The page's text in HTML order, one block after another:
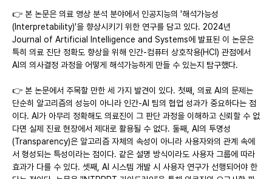
👉 본 논문은 의료 영상 분석 분야에서 인공지능의 '해석가능성
(Interpretability)'을 향상시키기 위한 연구를 담고 있다. 2024년
Journal of Artificial Intelligence and Systems에 발표된 이 논문은
특히 의료 진단 정확도 향상을 위해 인간-컴퓨터 상호작용(HCI) 관점에서
AI의 의사결정 과정을 어떻게 해석가능하게 만들 수 있는지 탐구했다.
👉 본 논문에서 주목할 만한 세 가지 발견이 있다. 첫째, 의료 AI의 문제는
단순히 알고리즘의 성능이 아니라 인간-AI 팀의 협업 성과가 중요하다는 점
이다. AI가 아무리 정확해도 의료진이 그 판단 과정을 이해하고 신뢰할 수 없
다면 실제 진료 현장에서 제대로 활용될 수 없다. 둘째, AI의 투명성
(Transparency)은 알고리즘 자체의 속성이 아니라 사용자와의 관계 속에
서 형성되는 특성이라는 점이다. 같은 설명 방식이라도 사용자 그룹에 따라
효과가 다를 수 있다. 셋째, AI 시스템 개발 시 사용자 연구가 선행되어야 한